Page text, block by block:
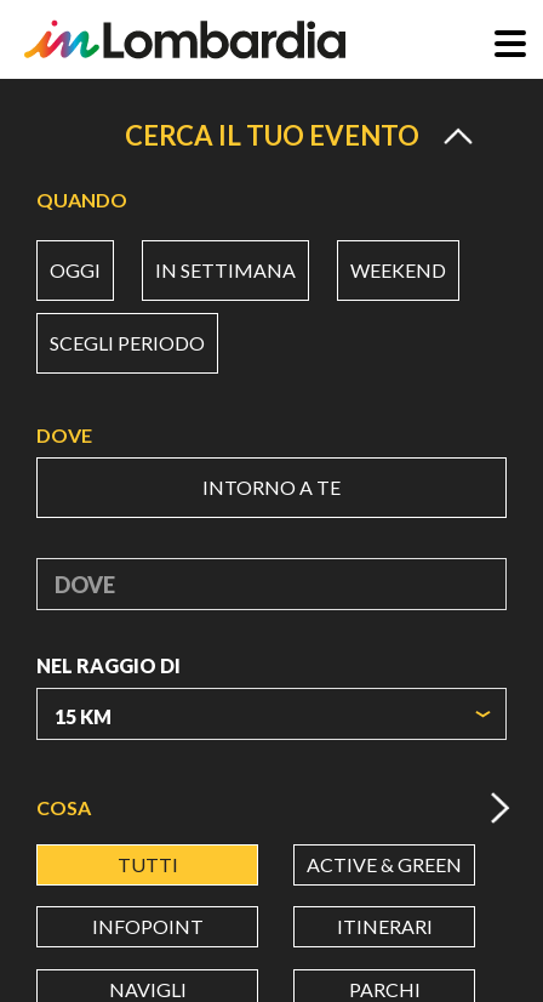
principale
CERCA IL TUO EVENTO
QUANDO
OGGI IN SETTIMANA WEEKEND
SCEGLI PERIODO
DOVE
INTORNO A TE
DOVE
NEL RAGGIO DI
LATITUDINE
LONGITUDINE
COSA
TUTTI ACTIVE & GREEN
INFOPOINT ITINERARI
NAVIGLI PARCHI